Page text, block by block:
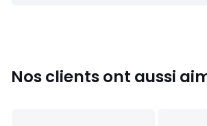
Nos clients ont aussi